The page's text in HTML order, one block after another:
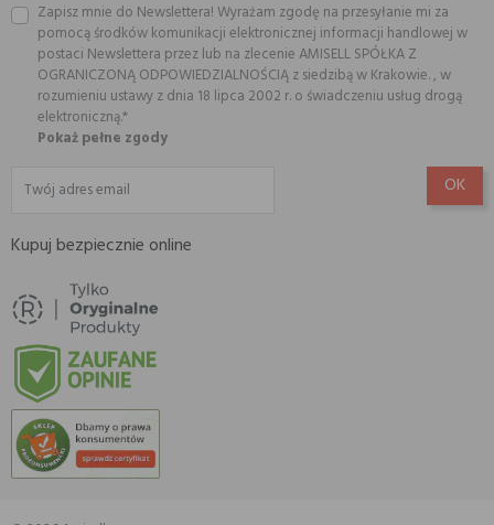
Zapisz mnie do Newslettera! Wyrażam zgodę na przesyłanie mi za
pomocą środków komunikacji elektronicznej informacji handlowej w
postaci Newslettera przez lub na zlecenie AMISELL SPÓŁKA Z
OGRANICZONĄ ODPOWIEDZIALNOŚCIĄ z siedzibą w Krakowie. , w
rozumieniu ustawy z dnia 18 lipca 2002 r. o świadczeniu usług drogą
elektroniczną.*
Pokaż pełne zgody
Kupuj bezpiecznie online